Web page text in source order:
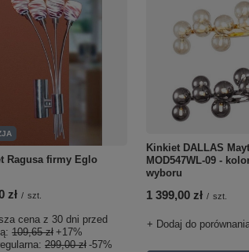
Ragusa firmy Eglo
zł / szt.
cena z 30 dni przed
109,65 zł +17%
299,00 zł -57%
Kinkiet DALLAS
MOD547WL-09 -
wyboru
1 399,00 zł / szt.
+ Dodaj do